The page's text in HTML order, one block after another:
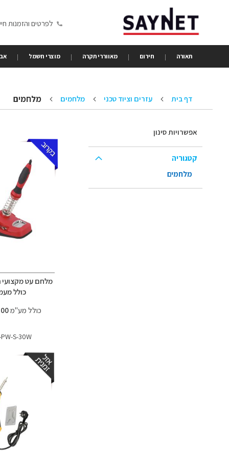
to
Content
לפרטים והזמנות חייגו 04-
תאורה חירום מאווררי תקרה מוצרי חשמל
דף בית עזרים וציוד טכני מלחמים מלחמים
כולל
כולל מע"מ195.00 ₪
S-30W
אפשרויות סינון
קטגוריה
מלחמים